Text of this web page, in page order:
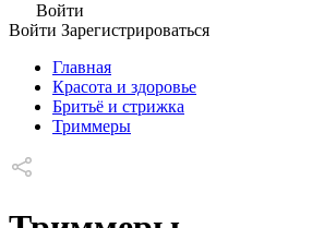
Войти
Войти Зарегистрироваться
Главная
Красота и здоровье
Бритьё и стрижка
Триммеры